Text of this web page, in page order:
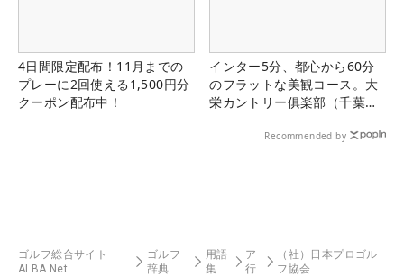
4日間限定配布！11月までの
プレーに2回使える1,500円分
クーポン配布中！
インター5分、都心から60分
のフラットな美観コース。大
栄カントリー俱楽部（千葉
Recommended by
ゴルフ総合サイト
ALBA Net
ゴルフ
辞典
用語
集
ア
行
（社）日本プロゴル
フ協会